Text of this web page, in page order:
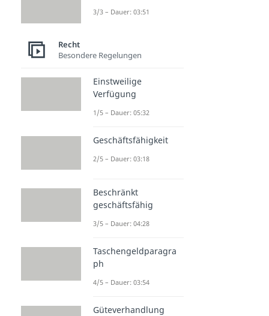
3/3 – Dauer: 03:51
Recht
Besondere Regelungen
Einstweilige
Verfügung
1/5 – Dauer: 05:32
Geschäftsfähigkeit
2/5 – Dauer: 03:18
Beschränkt
geschäftsfähig
3/5 – Dauer: 04:28
Taschengeldparagra
ph
4/5 – Dauer: 03:54
Güteverhandlung